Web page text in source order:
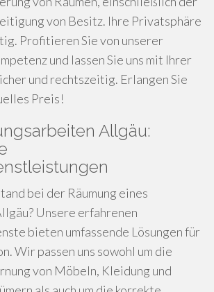
von Besitz. Ihre Privatsphäre
Profitieren Sie von unserer
und lassen Sie uns mit Ihrer
und rechtszeitig. Erlangen Sie
Preis!
Allgäu:
bei der Räumung eines
Unsere erfahrenen
bieten umfassende Lösungen für
Wir passen uns sowohl um die
von Möbeln, Kleidung und